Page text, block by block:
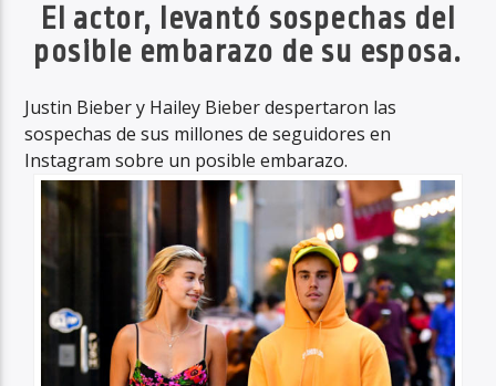
Haahil FM
El actor, levantó sospechas del
posible embarazo de su esposa.
Justin Bieber y Hailey Bieber despertaron las
sospechas de sus millones de seguidores en
Instagram sobre un posible embarazo.